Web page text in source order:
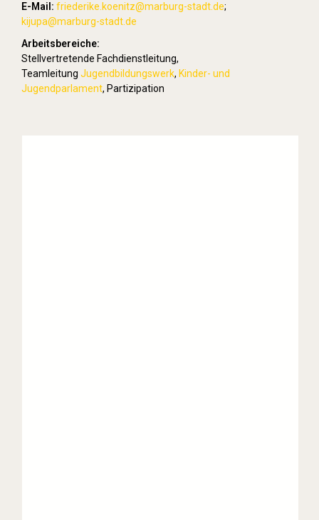
E-Mail: friederike.koenitz@marburg-stadt.de;
kijupa@marburg-stadt.de
Arbeitsbereiche:
Stellvertretende Fachdienstleitung,
Teamleitung Jugendbildungswerk, Kinder- und
Jugendparlament, Partizipation